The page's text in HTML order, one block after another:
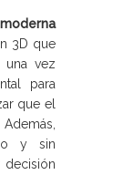
3D que
una vez
para
que el
y sin
decisión